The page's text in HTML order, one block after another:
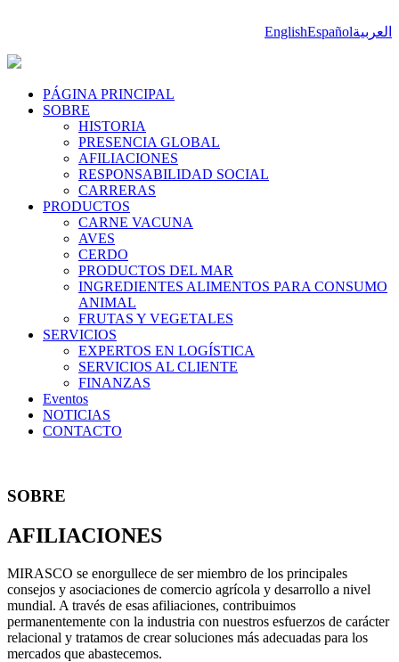
EnglishEspañolالعربية
PÁGINA PRINCIPAL
SOBRE
HISTORIA
PRESENCIA GLOBAL
AFILIACIONES
RESPONSABILIDAD SOCIAL
CARRERAS
PRODUCTOS
CARNE VACUNA
AVES
CERDO
PRODUCTOS DEL MAR
INGREDIENTES ALIMENTOS PARA CONSUMO
ANIMAL
FRUTAS Y VEGETALES
SERVICIOS
EXPERTOS EN LOGÍSTICA
SERVICIOS AL CLIENTE
FINANZAS
Eventos
NOTICIAS
CONTACTO
SOBRE
AFILIACIONES
MIRASCO se enorgullece de ser miembro de los principales
consejos y asociaciones de comercio agrícola y desarrollo a nivel
mundial. A través de esas afiliaciones, contribuimos
permanentemente con la industria con nuestros esfuerzos de carácter
relacional y tratamos de crear soluciones más adecuadas para los
mercados que abastecemos.